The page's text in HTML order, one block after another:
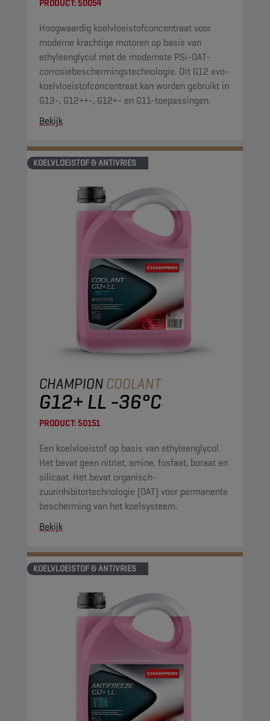
PRODUCT:50054
Hoogwaardig koelvloeistofconcentraat voor
moderne krachtige motoren op basis van
ethyleenglycol met de modernste PSi-OAT-
corrosiebeschermingstechnologie. Dit G12 evo-
koelvloeistofconcentraat kan worden gebruikt in
G13-, G12++-, G12+- en G11-toepassingen.
Bekijk
KOELVLOEISTOF & ANTIVRIES
CHAMPIONCOOLANT
G12+ LL -36°C
PRODUCT:50151
Een koelvloeistof op basis van ethyleenglycol.
Het bevat geen nitriet, amine, fosfaat, boraat en
silicaat. Het bevat organisch-
zuurinhibitortechnologie (OAT) voor permanente
bescherming van het koelsysteem.
Bekijk
KOELVLOEISTOF & ANTIVRIES